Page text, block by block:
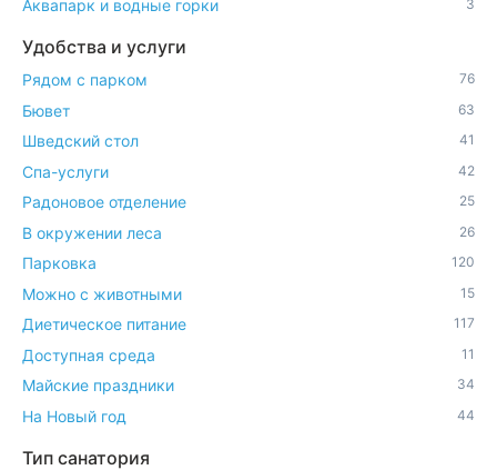
Аквапарк и водные горки 3
Удобства и услуги
Рядом с парком 76
Бювет 63
Шведский стол 41
Спа-услуги 42
Радоновое отделение 25
В окружении леса 26
Парковка 120
Можно с животными 15
Диетическое питание 117
Доступная среда 11
Майские праздники 34
На Новый год 44
Тип санатория